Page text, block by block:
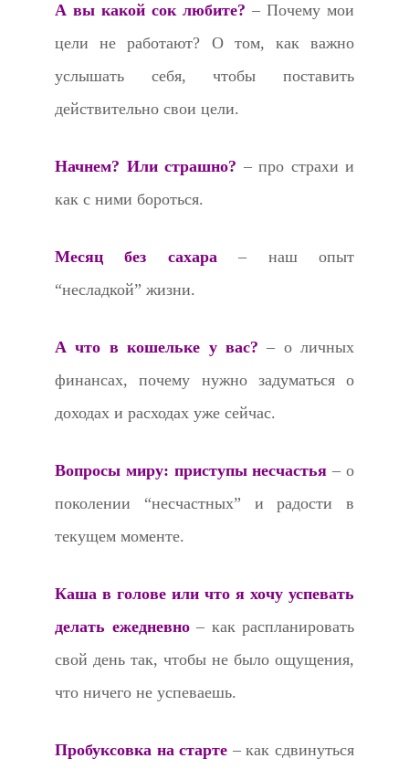
А вы какой сок любите? – Почему мои
цели не работают? О том, как важно
услышать себя, чтобы поставить
действительно свои цели.
Начнем? Или страшно? – про страхи и
как с ними бороться.
Месяц без сахара– наш опыт
“несладкой” жизни.
А что в кошельке у вас? – о личных
финансах, почему нужно задуматься о
доходах и расходах уже сейчас.
Вопросы миру: приступы несчастья – о
поколении “несчастных” и радости в
текущем моменте.
Каша в голове или что я хочу успевать
делать ежедневно– как распланировать
свой день так, чтобы не было ощущения,
что ничего не успеваешь.
Пробуксовка на старте – как сдвинуться